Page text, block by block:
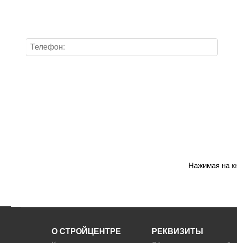
Нажимая на
О СТРОЙЦЕНТРЕ РЕКВИЗИТЫ